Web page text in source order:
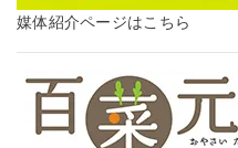
媒体紹介ページはこちら